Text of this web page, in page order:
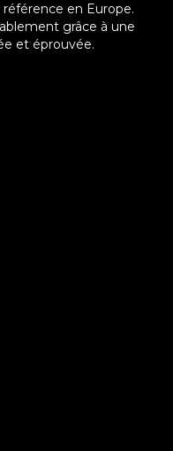
en Europe.
grâce à une
et éprouvée.